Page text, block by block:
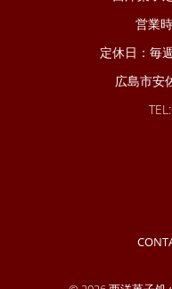
営業
定休日：毎
広島市安